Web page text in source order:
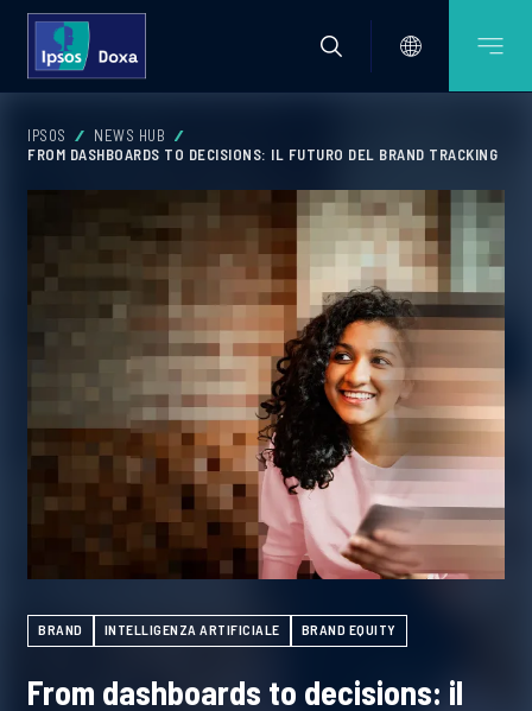
IPSOS
NEWS HUB
FROM DASHBOARDS TO DECISIONS: IL FUTURO DEL BRAND TRACKING
BRAND INTELLIGENZA ARTIFICIALE BRAND EQUITY
From dashboards to decisions: il